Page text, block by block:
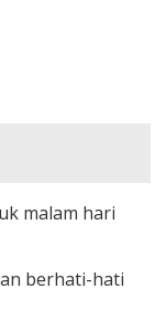
malam hari
berhati-hati